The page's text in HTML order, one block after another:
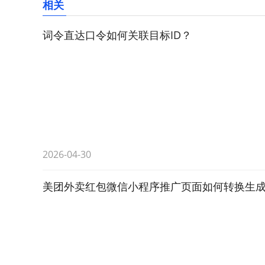
相关
词令直达口令如何关联目标ID？
2026-04-30
美团外卖红包微信小程序推广页面如何转换生